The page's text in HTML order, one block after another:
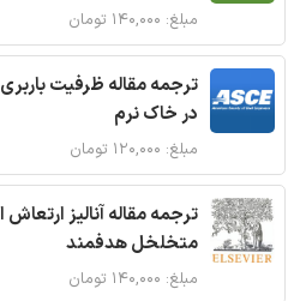
مبلغ: ۱۴۰,۰۰۰ تومان
ترجمه مقاله ظرفیت
در خاک نرم
مبلغ: ۱۲۰,۰۰۰ تومان
ترجمه مقاله آنالیز
متخلخل هدفمند
مبلغ: ۱۴۰,۰۰۰ تومان